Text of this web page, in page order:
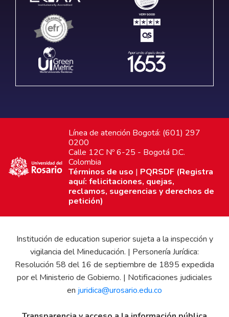
Línea de atención Bogotá: (601) 297
0200
Calle 12C Nº 6-25 - Bogotá D.C.
Colombia
Términos de uso | PQRSDF (Registra
aquí: felicitaciones, quejas,
reclamos, sugerencias y derechos de
petición)
Institución de education superior sujeta a la inspección y
vigilancia del Mineducación. | Personería Jurídica:
Resolución 58 del 16 de septiembre de 1895 expedida
por el Ministerio de Gobierno. | Notificaciones judiciales
en juridica@urosario.edu.co